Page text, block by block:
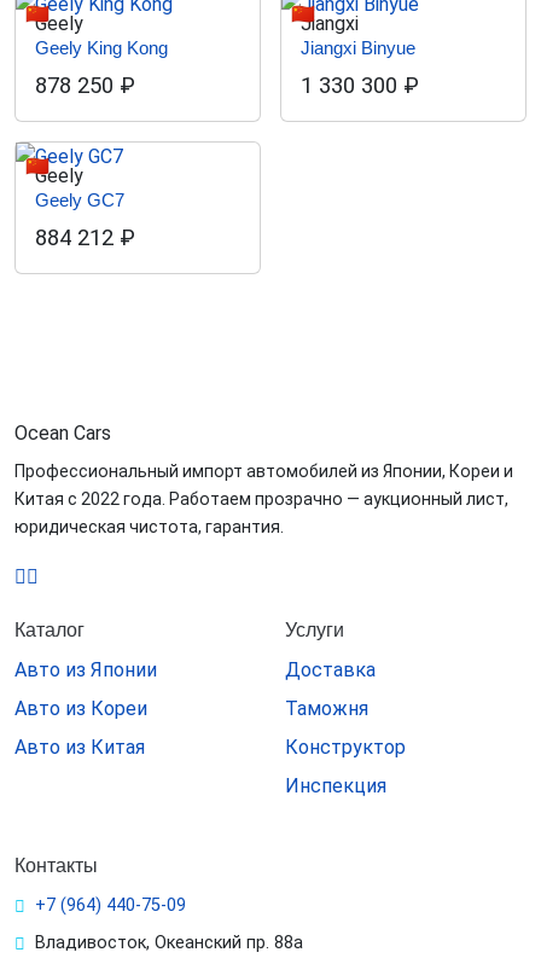
🇨🇳Geely
Geely King Kong
878 250 ₽
🇨🇳Jiangxi
Jiangxi Binyue
1 330 300 ₽
🇨🇳Geely
Geely GC7
884 212 ₽
Ocean Cars
Профессиональный импорт автомобилей из Японии, Кореи и
Китая с 2022 года. Работаем прозрачно — аукционный лист,
юридическая чистота, гарантия.
Каталог
Авто из Японии
Авто из Кореи
Авто из Китая
Услуги
Доставка
Таможня
Конструктор
Инспекция
Контакты
+7 (964) 440-75-09
Владивосток, Океанский пр. 88а